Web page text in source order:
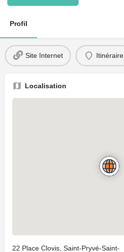
Profil
Site Internet Itinéraire
Localisation
22 Place Clovis, Saint-Pryvé-Saint-